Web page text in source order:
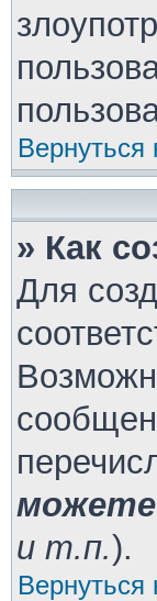
Вернуться
» Как
Для
можете
и т.п.).
Вернуться